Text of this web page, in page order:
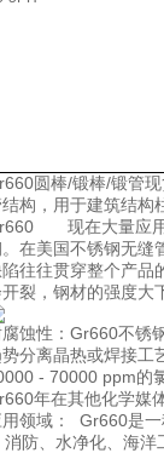
圆棒/锻棒/锻管
构，用于建筑结构
现在大量应用
在美国不锈钢无
往往贯穿整个产品
裂，钢材的强度大
腐蚀性：Gr660不锈
势分离晶热或焊接工
- 70000 ppm的
年在其他化学媒
用领域： Gr660是
消防、水净化、海